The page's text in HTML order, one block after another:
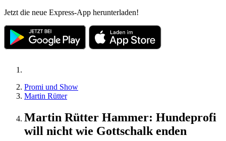
Jetzt die neue Express-App herunterladen!
Promi und Show
Martin Rütter
Martin Rütter Hammer: Hundeprofi
will nicht wie Gottschalk enden